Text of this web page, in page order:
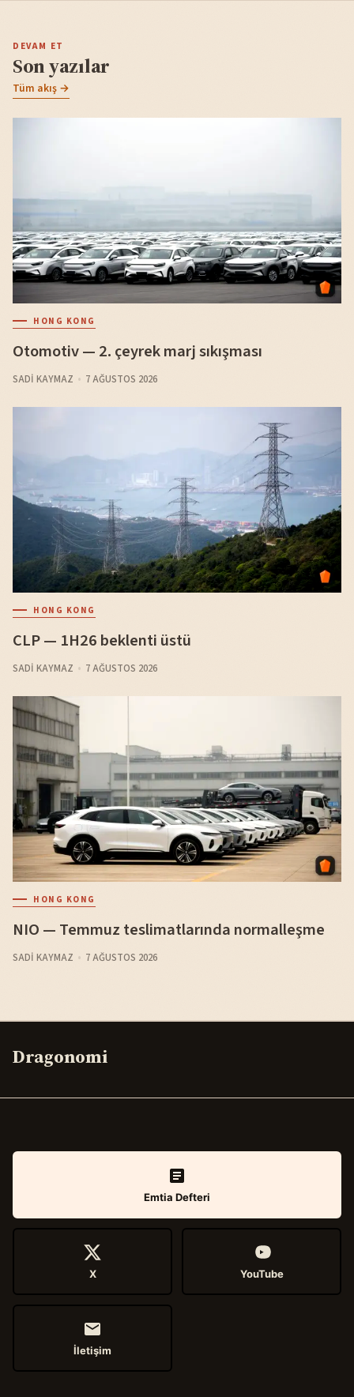
DEVAM ET
Son yazılar
Tüm akış →
HONG KONG
Otomotiv — 2. çeyrek marj sıkışması
SADI KAYMAZ 7 AĞUSTOS 2026
HONG KONG
CLP — 1H26 beklenti üstü
SADI KAYMAZ 7 AĞUSTOS 2026
HONG KONG
NIO — Temmuz teslimatlarında normalleşme
SADI KAYMAZ 7 AĞUSTOS 2026
Dragonomi
Emtia Defteri
X YouTube
İletişim